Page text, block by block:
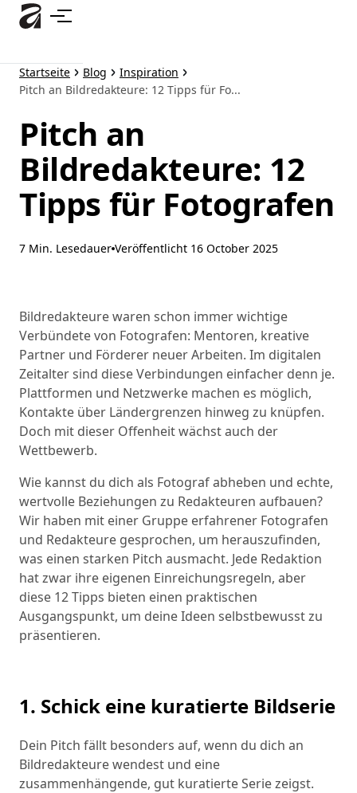
Zum
Hauptinhalt
Startseite Blog
Inspiration
Pitch an Bildredakteure: 12 Tipps für Fo...
Pitch an
Bildredakteure: 12
Tipps für Fotografen
7 Min. Lesedauer Veröffentlicht 16 October 2025
Bildredakteure waren schon immer wichtige
Verbündete von Fotografen: Mentoren, kreative
Partner und Förderer neuer Arbeiten. Im digitalen
Zeitalter sind diese Verbindungen einfacher denn je.
Plattformen und Netzwerke machen es möglich,
Kontakte über Ländergrenzen hinweg zu knüpfen.
Doch mit dieser Offenheit wächst auch der
Wettbewerb.
Wie kannst du dich als Fotograf abheben und echte,
wertvolle Beziehungen zu Redakteuren aufbauen?
Wir haben mit einer Gruppe erfahrener Fotografen
und Redakteure gesprochen, um herauszufinden,
was einen starken Pitch ausmacht. Jede Redaktion
hat zwar ihre eigenen Einreichungsregeln, aber
diese 12 Tipps bieten einen praktischen
Ausgangspunkt, um deine Ideen selbstbewusst zu
präsentieren.
1. Schick eine kuratierte Bildserie
Dein Pitch fällt besonders auf, wenn du dich an
Bildredakteure wendest und eine
zusammenhängende, gut kuratierte Serie zeigst.